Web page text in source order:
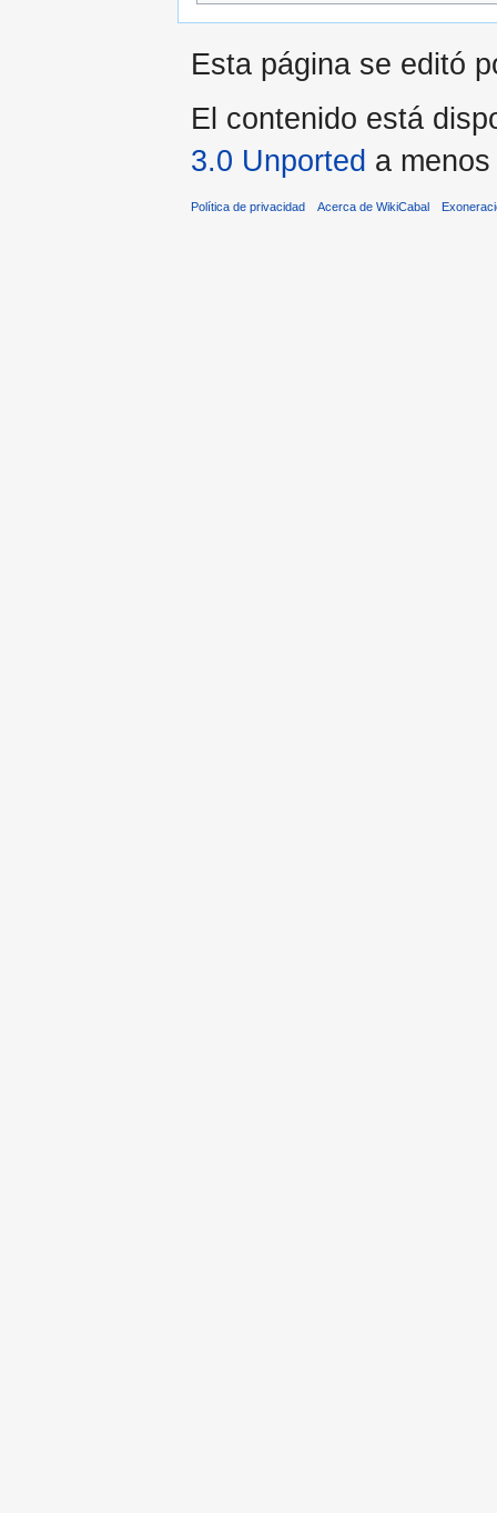
Esta página se editó
El contenido está
3.0 Unported a
Política de privacidad Acerca de WikiCabal